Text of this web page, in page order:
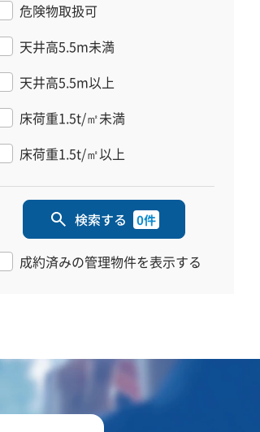
危険物取扱可
天井高5.5m未満
天井高5.5m以上
床荷重1.5t/㎡未満
床荷重1.5t/㎡以上
検索する 0件
成約済みの管理物件を表示する